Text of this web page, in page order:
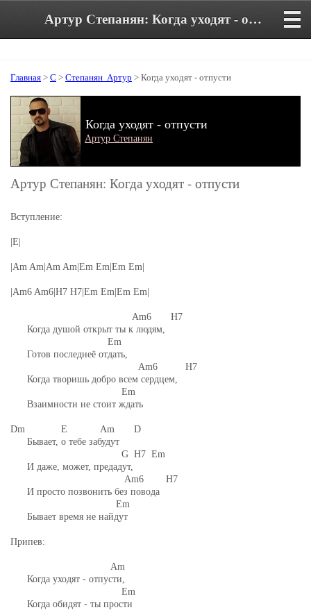
Артур Степанян: Когда уходят - отпусти. Аккорды и текст песни
Главная > С > Степанян Артур > Когда уходят - отпусти
Когда уходят - отпусти
Артур Степанян
Артур Степанян: Когда уходят - отпусти
Вступление:
|E|
|Am Am|Am Am|Em Em|Em Em|
|Am6 Am6|H7 H7|Em Em|Em Em|
Am6 H7
Когда душой открыт ты к людям,
Em
Готов последнеё отдать,
Am6 H7
Когда творишь добро всем сердцем,
Em
Взаимности не стоит ждать
Dm E Am D
Бывает, о тебе забудут
G H7 Em
И даже, может, предадут,
Am6 H7
И просто позвонить без повода
Em
Бывает время не найдут
Припев:
Am
Когда уходят - отпусти,
Em
Когда обидят - ты прости